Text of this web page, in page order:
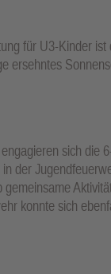
für U3-Kinder
ersehntes
sich die
der
konnte sich